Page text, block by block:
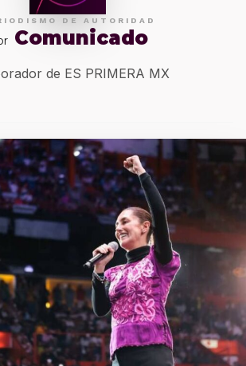
DE AUTORIDAD
Comunicado
de ES PRIMERA MX